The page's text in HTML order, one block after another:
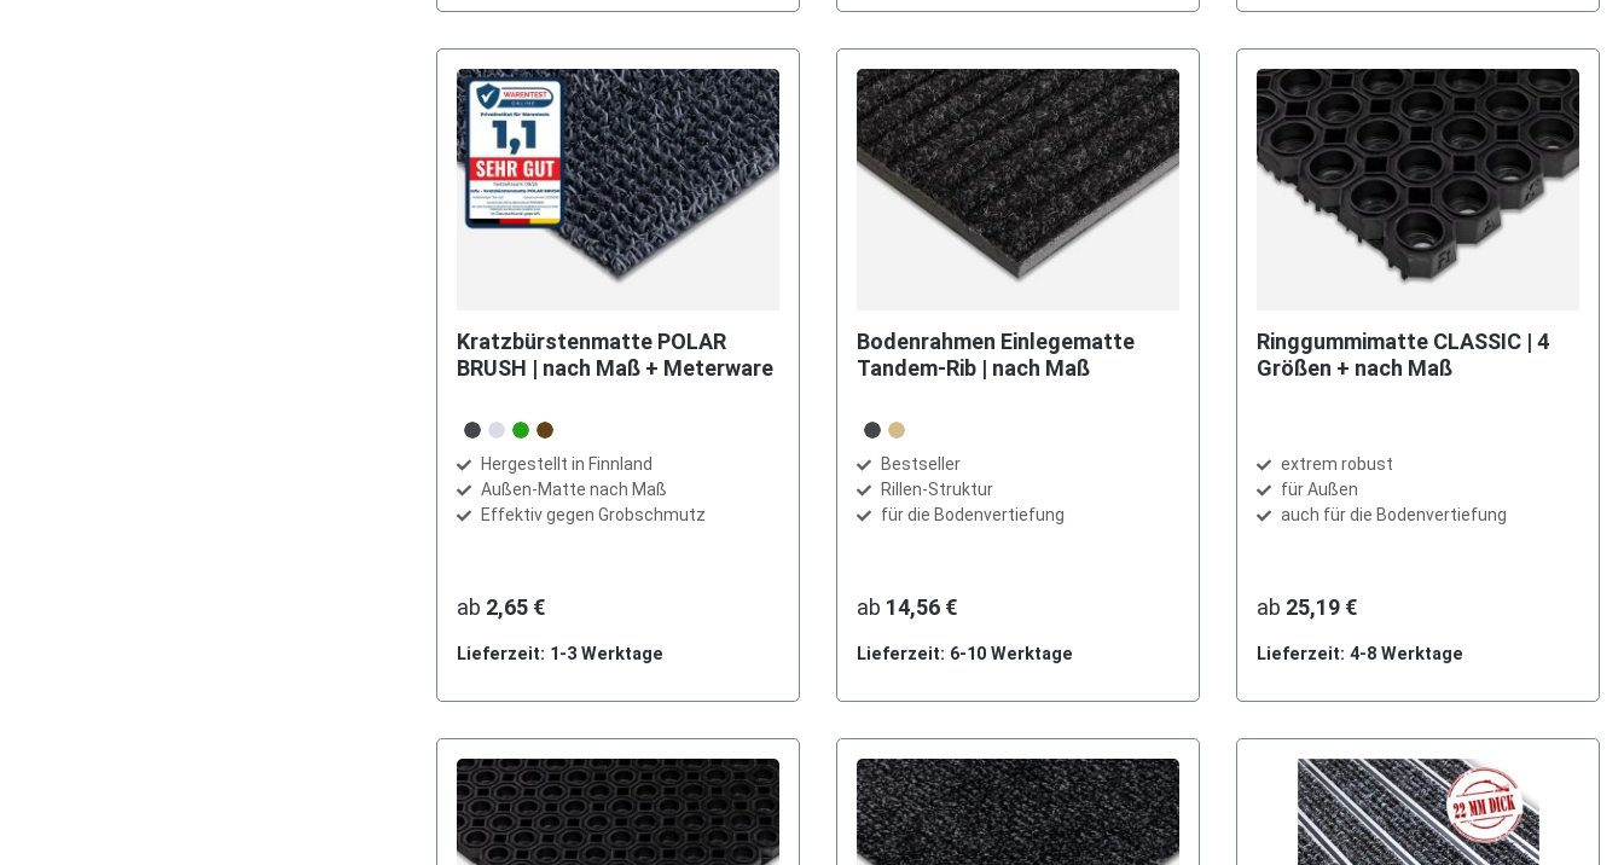
Kratzbürstenmatte POLAR
BRUSH | nach Maß + Meterware
Farbe auswählen
dunkelgrau
hellgrau
grünbraun
Hergestellt in Finnland
Außen-Matte nach Maß
Effektiv gegen Grobschmutz
ab 2,65 €
Lieferzeit: 1-3 Werktage
Bodenrahmen Einlegematte
Tandem-Rib | nach Maß
Farbe
anthrazit
beige
Bestseller
Rillen-Struktur
für die Bodenvertiefung
ab 14,56 €
Lieferzeit: 6-10 Werktage
Ringgummimatte CLASSIC | 4
Größen + nach Maß
extrem robust
für Außen
auch für die Bodenvertiefung
ab 25,19 €
Lieferzeit: 4-8 Werktage